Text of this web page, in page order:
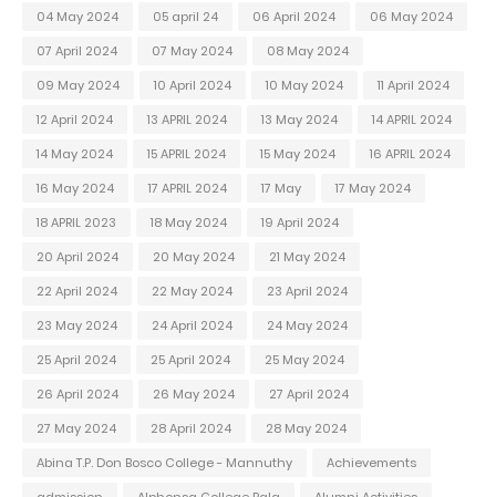
04 May 2024
05 april 24 06 April 2024
06 May 2024
07 April 2024
07 May 2024
08 May 2024
09 May 2024
10 April 2024 10 May 2024
11 April 2024
12 April 2024
13 APRIL 2024 13 May 2024
14 APRIL 2024
14 May 2024
15 APRIL 2024 15 May 2024
16 APRIL 2024
16 May 2024
17 APRIL 2024 17 May
17 May 2024
18 APRIL 2023
18 May 2024
19 April 2024
20 April 2024
20 May 2024
21 May 2024
22 April 2024
22 May 2024
23 April 2024
23 May 2024
24 April 2024
24 May 2024
25 April 2024
25 April 2024
25 May 2024
26 April 2024
26 May 2024
27 April 2024
27 May 2024
28 April 2024
28 May 2024
Abina T.P. Don Bosco College - Mannuthy
Achievements